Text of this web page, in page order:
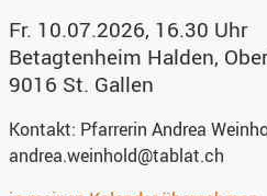
Fr. 10.07.2026, 16.30 Uhr
Betagtenheim Halden,
9016 St. Gallen
Kontakt: Pfarrerin Andrea
andrea.weinhold@tablat.ch